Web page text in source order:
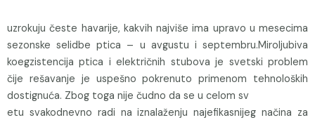
uzrokuju česte havarije, kakvih najviše ima upravo u mesecima
sezonske selidbe ptica – u avgustu i septembru.Miroljubiva
koegzistencija ptica i električnih stubova je svetski problem
čije rešavanje je uspešno pokrenuto primenom tehnoloških
dostignuća. Zbog toga nije čudno da se u celom sv
etu svakodnevno radi na iznalaženju najefikasnijeg načina za